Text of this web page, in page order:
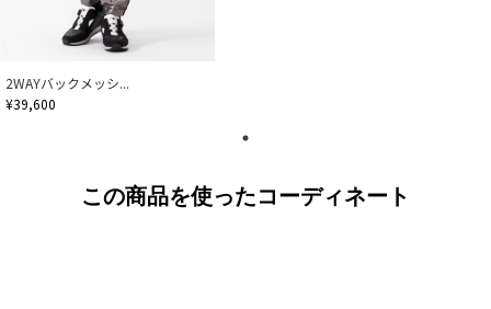
2WAYバックメッシ...
¥39,600
この商品を使ったコーディネート